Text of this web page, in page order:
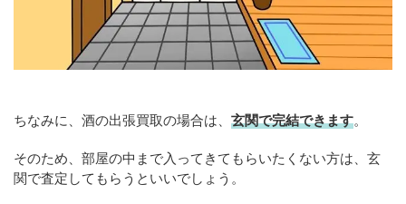
ちなみに、酒の出張買取の場合は、 玄関で完結できます。
そのため、部屋の中まで入ってきてもらいたくない方は、玄
関で査定してもらうといいでしょう。